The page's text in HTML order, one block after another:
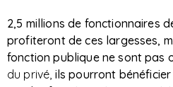
2,5 millions de fonctionnaires
profiteront de ces largesses,
fonction publique ne sont pas
du privé, ils pourront